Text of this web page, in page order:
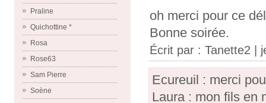
Praline
Quichottine *
Rosa
Rose63
Sam Pierre
Soène
oh merci pour ce
Bonne soirée.
Écrit par : Tanette2 |
Ecureuil : merci
Laura : mon fils en